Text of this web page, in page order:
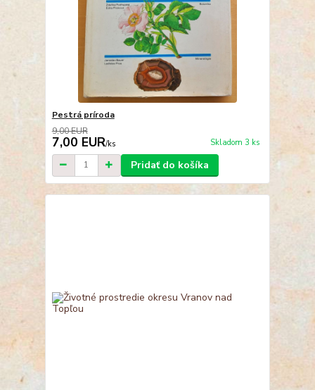
Pestrá príroda
9,00 EUR
7,00 EUR/ks Skladom 3 ks
Pridať do košíka